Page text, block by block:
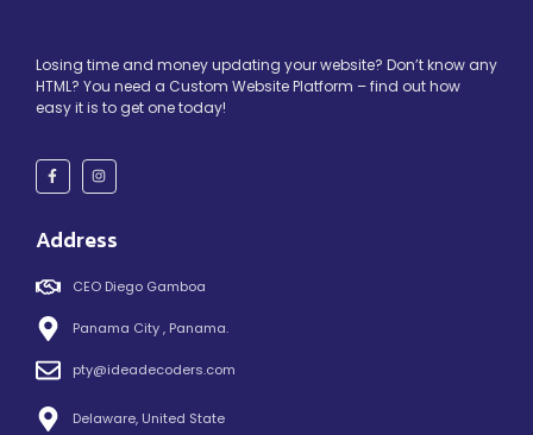
Losing time and money updating your website? Don’t know any
HTML? You need a Custom Website Platform – find out how
easy it is to get one today!
Address
CEO Diego Gamboa
Panama City , Panama.
pty@ideadecoders.com
Delaware, United State